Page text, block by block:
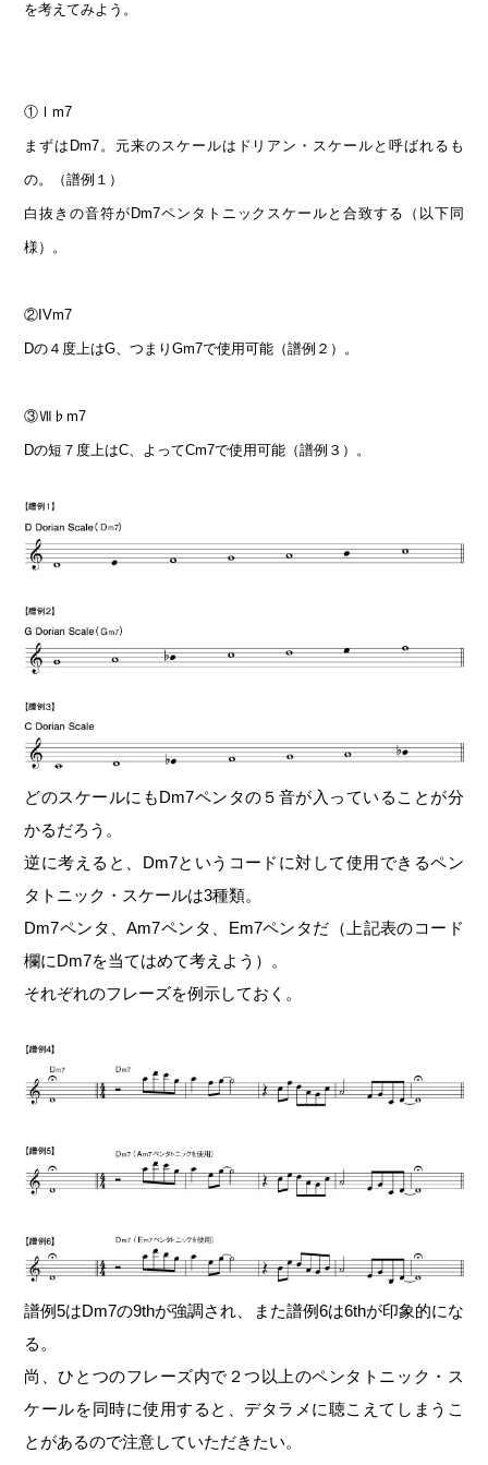
を考えてみよう。
①Ⅰm7
まずはDm7。元来のスケールはドリアン・スケールと呼ばれるも
の。（譜例１）
白抜きの音符がDm7ペンタトニックスケールと合致する（以下同
様）。
②IVm7
Dの４度上はG、つまりGm7で使用可能（譜例２）。
③Ⅶ♭m7
Dの短７度上はC、よってCm7で使用可能（譜例３）。
どのスケールにもDm7ペンタの５音が入っていることが分
かるだろう。
逆に考えると、Dm7というコードに対して使用できるペン
タトニック・スケールは3種類。
Dm7ペンタ、Am7ペンタ、Em7ペンタだ（上記表のコード
欄にDm7を当てはめて考えよう）。
それぞれのフレーズを例示しておく。
譜例5はDm7の9thが強調され、また譜例6は6thが印象的にな
る。
尚、ひとつのフレーズ内で２つ以上のペンタトニック・ス
ケールを同時に使用すると、デタラメに聴こえてしまうこ
とがあるので注意していただきたい。